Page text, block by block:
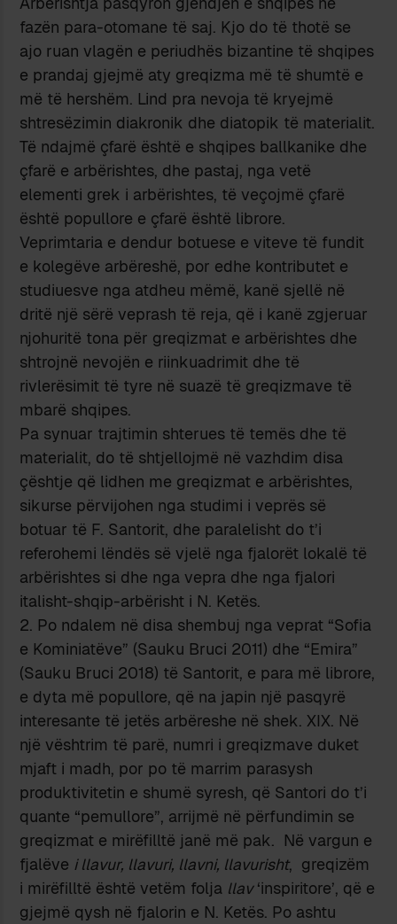
fazën para-otomane të saj. Kjo do të thotë se
ajo ruan vlagën e periudhës bizantine të shqipes
e prandaj gjejmë aty greqizma më të shumtë e
më të hershëm. Lind pra nevoja të kryejmë
shtresëzimin diakronik dhe diatopik të materialit.
Të ndajmë çfarë është e shqipes ballkanike dhe
çfarë e arbërishtes, dhe pastaj, nga vetë
elementi grek i arbërishtes, të veçojmë çfarë
është popullore e çfarë është librore.
Veprimtaria e dendur botuese e viteve të fundit
e kolegëve arbëreshë, por edhe kontributet e
studiuesve nga atdheu mëmë, kanë sjellë në
dritë një sërë veprash të reja, që i kanë zgjeruar
njohuritë tona për greqizmat e arbërishtes dhe
shtrojnë nevojën e riinkuadrimit dhe të
rivlerësimit të tyre në suazë të greqizmave të
mbarë shqipes.
Pa synuar trajtimin shterues të temës dhe të
materialit, do të shtjellojmë në vazhdim disa
çështje që lidhen me greqizmat e arbërishtes,
sikurse përvijohen nga studimi i veprës së
botuar të F. Santorit, dhe paralelisht do t’i
referohemi lëndës së vjelë nga fjalorët lokalë të
arbërishtes si dhe nga vepra dhe nga fjalori
italisht-shqip-arbërisht i N. Ketës.
2. Po ndalem në disa shembuj nga veprat “Sofia
e Kominiatëve” (Sauku Bruci 2011) dhe “Emira”
(Sauku Bruci 2018) të Santorit, e para më librore,
e dyta më popullore, që na japin një pasqyrë
interesante të jetës arbëreshe në shek. XIX. Në
një vështrim të parë, numri i greqizmave duket
mjaft i madh, por po të marrim parasysh
produktivitetin e shumë syresh, që Santori do t’i
quante “pemullore”, arrijmë në përfundimin se
greqizmat e mirëfilltë janë më pak. Në vargun e
fjalëve i llavur, llavuri, llavni, llavurisht, greqizëm
i mirëfilltë është vetëm folja llav‘inspiritore’, që e
gjejmë qysh në fjalorin e N. Ketës. Po ashtu